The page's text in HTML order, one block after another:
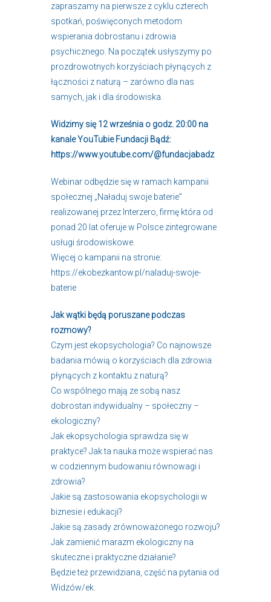
zapraszamy na pierwsze z cyklu czterech
spotkań, poświęconych metodom
wspierania dobrostanu i zdrowia
psychicznego. Na początek usłyszymy po
prozdrowotnych korzyściach płynących z
łączności z naturą – zarówno dla nas
samych, jak i dla środowiska.
Widzimy się 12 września o godz. 20:00 na
kanale YouTubie Fundacji Bądź:
https://www.youtube.com/@fundacjabadz
Webinar odbędzie się w ramach kampanii
społecznej „Naładuj swoje baterie”
realizowanej przez Interzero, firmę która od
ponad 20 lat oferuje w Polsce zintegrowane
usługi środowiskowe.
Więcej o kampanii na stronie:
https://ekobezkantow.pl/naladuj-swoje-
baterie
Jak wątki będą poruszane podczas
rozmowy?
Czym jest ekopsychologia? Co najnowsze
badania mówią o korzyściach dla zdrowia
płynących z kontaktu z naturą?
Co wspólnego mają ze sobą nasz
dobrostan indywidualny – społeczny –
ekologiczny?
Jak ekopsychologia sprawdza się w
praktyce? Jak ta nauka może wspierać nas
w codziennym budowaniu równowagi i
zdrowia?
Jakie są zastosowania ekopsychologii w
biznesie i edukacji?
Jakie są zasady zrównoważonego rozwoju?
Jak zamienić marazm ekologiczny na
skuteczne i praktyczne działanie?
Będzie też przewidziana, część na pytania od
Widzów/ek.